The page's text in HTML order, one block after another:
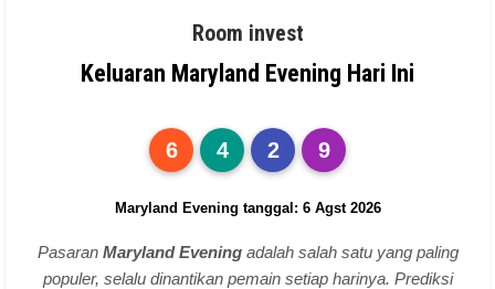
Room invest
Keluaran Maryland Evening Hari Ini
6 4 2 9
Maryland Evening tanggal: 6 Agst 2026
Pasaran Maryland Eveningadalah salah satu yang paling
populer, selalu dinantikan pemain setiap harinya. Prediksi